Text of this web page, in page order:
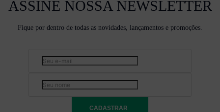
ASSINE NOSSA NEWSLETTER
Fique por dentro de todas as novidades, lançamentos e promoções.
CADASTRAR